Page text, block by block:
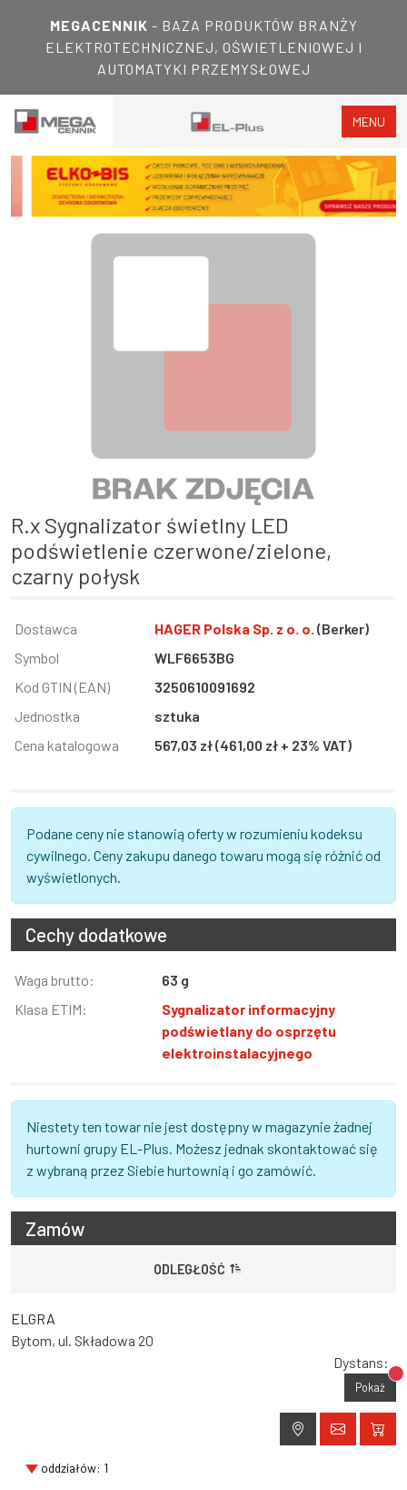
MEGACENNIK - BAZA PRODUKTÓW BRANŻY
ELEKTROTECHNICZNEJ, OŚWIETLENIOWEJ I
AUTOMATYKI PRZEMYSŁOWEJ
MENU
R.x Sygnalizator świetlny LED
podświetlenie czerwone/zielone,
czarny połysk
Informacja
Wartość
Dostawca HAGER Polska Sp. z o. o. (Berker)
Symbol
WLF6653BG
Kod GTIN (EAN)
3250610091692
Jednostka
sztuka
Cena katalogowa
567,03 zł (461,00 zł + 23% VAT)
Podane ceny nie stanowią oferty w rozumieniu kodeksu
cywilnego. Ceny zakupu danego towaru mogą się różnić od
wyświetlonych.
Cechy dodatkowe
Informacja
Wartość
Waga brutto:
63 g
Klasa ETIM:
Sygnalizator informacyjny
podświetlany do osprzętu
elektroinstalacyjnego
Niestety ten towar nie jest dostępny w magazynie żadnej
hurtowni grupy EL-Plus. Możesz jednak skontaktować się
z wybraną przez Siebie hurtownią i go zamówić.
Zamów
ODLEGŁOŚĆ
ELGRA
Bytom, ul. Składowa 20
Dystans:
Pokaż
oddziałów: 1